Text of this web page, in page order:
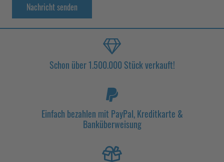
Nachricht senden
Schon über 1.500.000 Stück verkauft!
Einfach bezahlen mit PayPal, Kreditkarte &
Banküberweisung